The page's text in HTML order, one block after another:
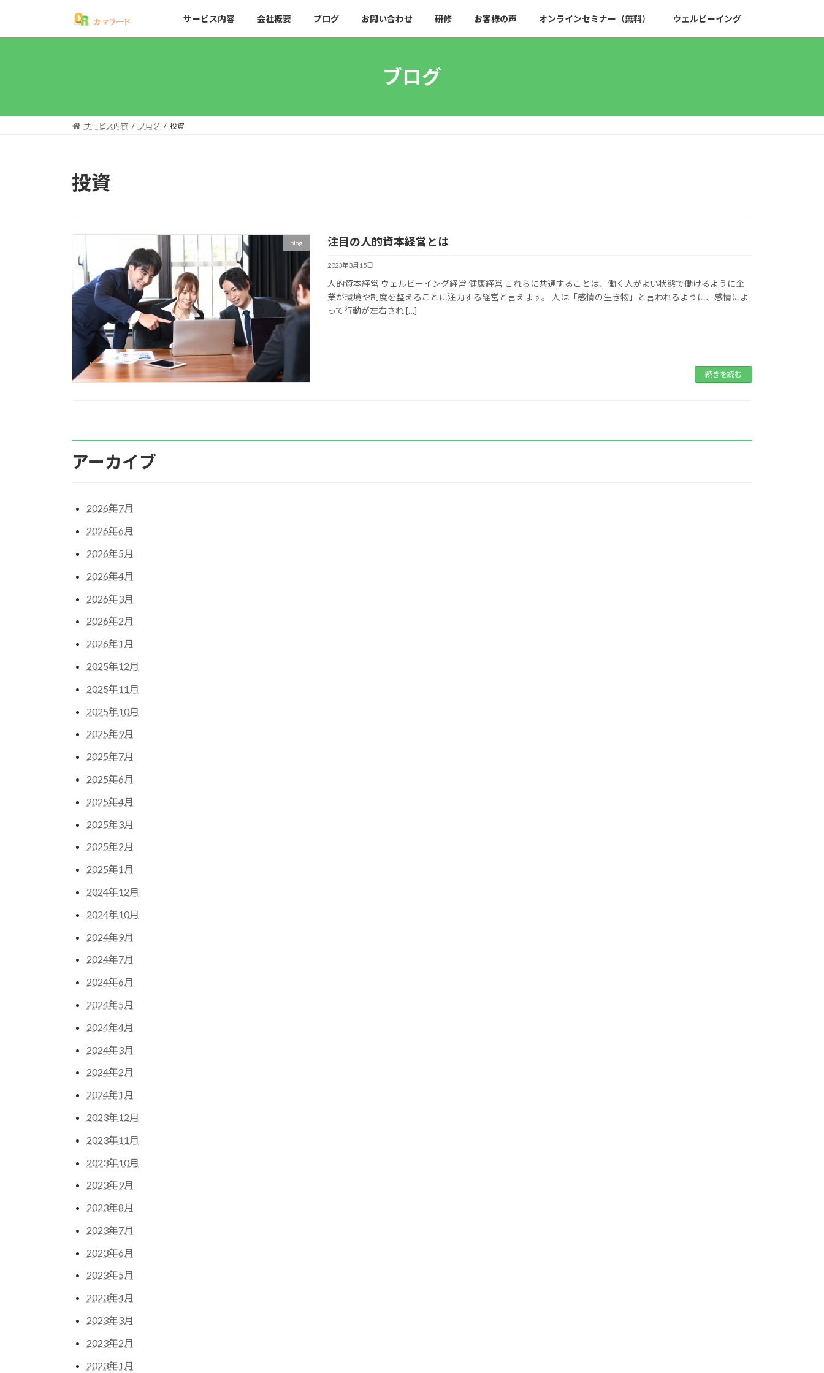
テ
ゲ
サービス内容 会社概要 ブログ お問い合わせ 研修 お客様の声 オンラインセミナー（無料） ウェルビーイング
ブログ
サービス内容 ブログ 投資
投資
blog 注目の人的資本経営とは
2023年3月15日
人的資本経営 ウェルビーイング経営 健康経営 これらに共通することは、働く人がよい状態で働けるように企
業が環境や制度を整えることに注力する経営と言えます。 人は「感情の生き物」と言われるように、感情によ
って行動が左右され […]
続きを読む
アーカイブ
2026年7月
2026年6月
2026年5月
2026年4月
2026年3月
2026年2月
2026年1月
2025年12月
2025年11月
2025年10月
2025年9月
2025年7月
2025年6月
2025年4月
2025年3月
2025年2月
2025年1月
2024年12月
2024年10月
2024年9月
2024年7月
2024年6月
2024年5月
2024年4月
2024年3月
2024年2月
2024年1月
2023年12月
2023年11月
2023年10月
2023年9月
2023年8月
2023年7月
2023年6月
2023年5月
2023年4月
2023年3月
2023年2月
2023年1月